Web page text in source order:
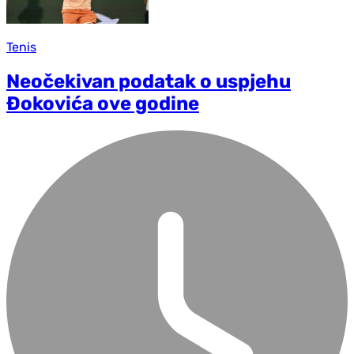
Tenis
Neočekivan podatak o uspjehu
Đokovića ove godine